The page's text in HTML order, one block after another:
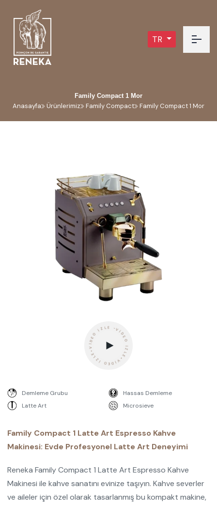
TR
Family Compact 1 Mor
Anasayfa Ürünlerimiz Family Compact Family Compact 1 Mor
VIDEO İZLE•VIDEO İZLE•VIDEO İZLE -
Demleme Grubu
Hassas Demleme
Latte Art
Microsieve
Family Compact 1 Latte Art Espresso Kahve
Makinesi: Evde Profesyonel Latte Art Deneyimi
Reneka Family Compact 1 Latte Art Espresso Kahve
Makinesi ile kahve sanatını evinize taşıyın. Kahve severler
ve aileler için özel olarak tasarlanmış bu kompakt makine,